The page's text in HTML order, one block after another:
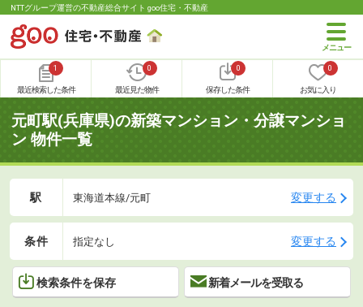
NTTグループ運営の不動産総合サイト goo住宅・不動産
1
最近検索した条件
0
最近見た物件
0
保存した条件
0
お気に入り
元町駅(兵庫県)の新築マンション・分譲マンショ
ン 物件一覧
駅 東海道本線/元町 変更する
条件 指定なし 変更する
検索条件を保存 新着メールを受取る